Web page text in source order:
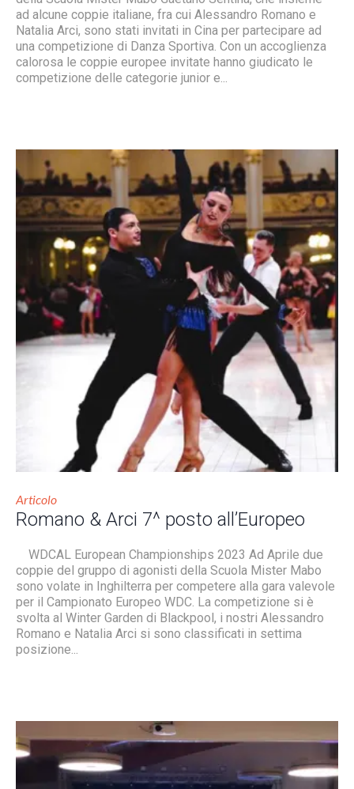
ad alcune coppie italiane, fra cui Alessandro Romano e
Natalia Arci, sono stati invitati in Cina per partecipare ad
una competizione di Danza Sportiva. Con un accoglienza
calorosa le coppie europee invitate hanno giudicato le
competizione delle categorie junior e...
Articolo
Romano & Arci 7^ posto all’Europeo
WDCAL European Championships 2023 Ad Aprile due
coppie del gruppo di agonisti della Scuola Mister Mabo
sono volate in Inghilterra per competere alla gara valevole
per il Campionato Europeo WDC. La competizione si è
svolta al Winter Garden di Blackpool, i nostri Alessandro
Romano e Natalia Arci si sono classificati in settima
posizione...